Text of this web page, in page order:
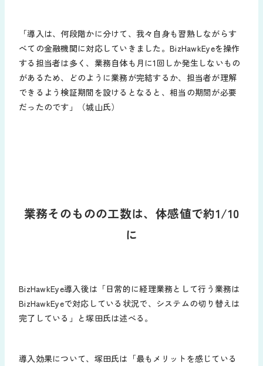
「導入は、何段階かに分けて、我々自身も習熟しながらす
べての金融機関に対応していきました。BizHawkEyeを操作
する担当者は多く、業務自体も月に1回しか発生しないもの
があるため、どのように業務が完結するか、担当者が理解
できるよう検証期間を設けるとなると、相当の期間が必要
だったのです」（城山氏）
業務そのものの工数は、体感値で約1/10
に
BizHawkEye導入後は「日常的に経理業務として行う業務は
BizHawkEyeで対応している状況で、システムの切り替えは
完了している」と塚田氏は述べる。
導入効果について、塚田氏は「最もメリットを感じている